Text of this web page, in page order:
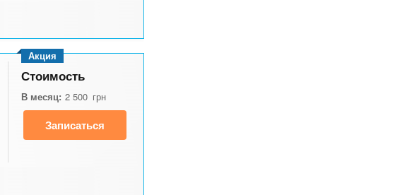
Акция
Стоимость
В месяц: 2 500 грн
Записаться